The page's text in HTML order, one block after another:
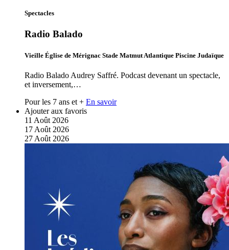
Spectacles
Radio Balado
Vieille Église de Mérignac Stade Matmut Atlantique Piscine Judaïque
Radio Balado Audrey Saffré. Podcast devenant un spectacle,
et inversement,…
Pour les 7 ans et + En savoir
Ajouter aux favoris
11 Août 2026
17 Août 2026
27 Août 2026